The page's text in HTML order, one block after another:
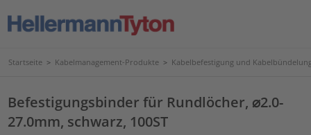
Startseite > Kabelmanagement-Produkte > Kabelbefestigung und
Befestigungsbinder für Rundlöcher, ⌀2.0-
27.0mm, schwarz, 100ST